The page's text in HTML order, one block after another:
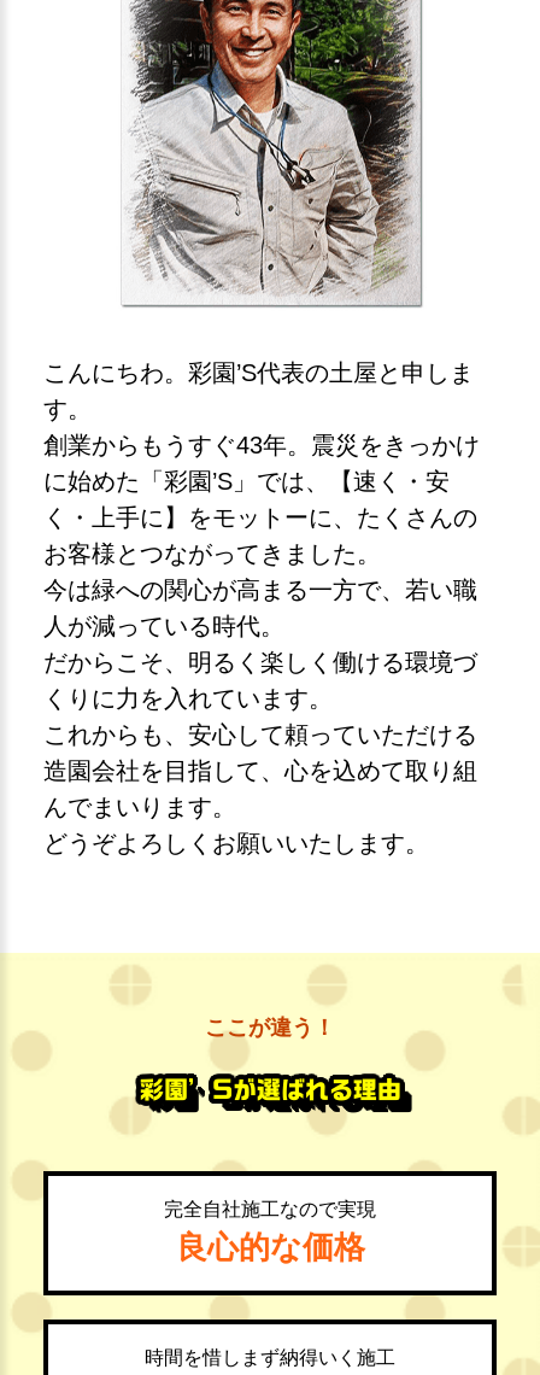
こんにちわ。彩園’S代表の土屋と申しま
す。
創業からもうすぐ43年。震災をきっかけ
に始めた「彩園’S」では、【速く・安
く・上手に】をモットーに、たくさんの
お客様とつながってきました。
今は緑への関心が高まる一方で、若い職
人が減っている時代。
だからこそ、明るく楽しく働ける環境づ
くりに力を入れています。
これからも、安心して頼っていただける
造園会社を目指して、心を込めて取り組
んでまいります。
どうぞよろしくお願いいたします。
ここが違う！
彩園’Sが選ばれる理由
完全自社施工なので実現
良心的な価格
時間を惜しまず納得いく施工